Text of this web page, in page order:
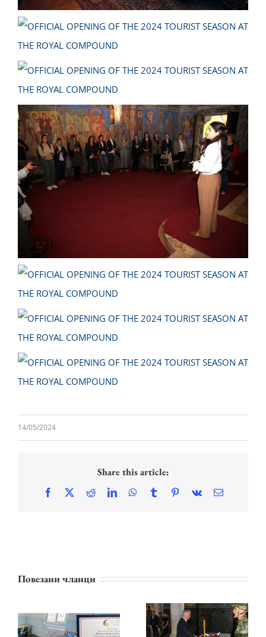
14/05/2024
Share this article:
Facebook
X RedditLinkedInWhatsApp
TumblrPinterest
Vk Email
Повезани чланци
КАТАРИНА И
ЧИКАГО
НАСТАВЉАЈУ
ПОРОДИЦА
ОДАЛА ПОЧАСТ